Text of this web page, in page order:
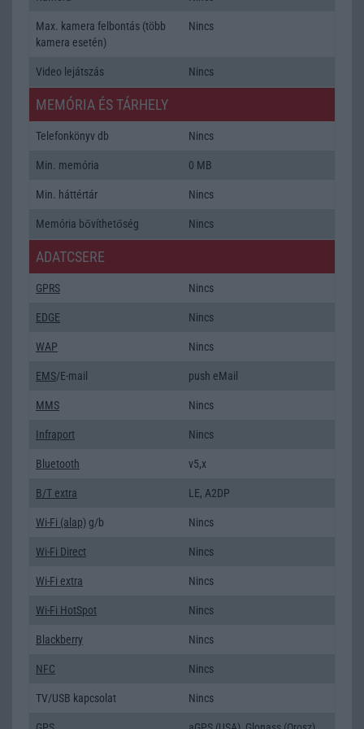
Max. kamera felbontás (több
kamera esetén)
Nincs
Video lejátszás Nincs
MEMÓRIA ÉS TÁRHELY
Telefonkönyv db Nincs
Min. memória 0 MB
Min. háttértár Nincs
Memória bővíthetőség Nincs
ADATCSERE
GPRS Nincs
EDGE Nincs
WAP Nincs
EMS/E-mail push eMail
MMS Nincs
Infraport Nincs
Bluetooth v5,x
B/T extra LE, A2DP
Wi-Fi (alap) g/b Nincs
Wi-Fi Direct Nincs
Wi-Fi extra Nincs
Wi-Fi HotSpot Nincs
Blackberry Nincs
NFC Nincs
TV/USB kapcsolat Nincs